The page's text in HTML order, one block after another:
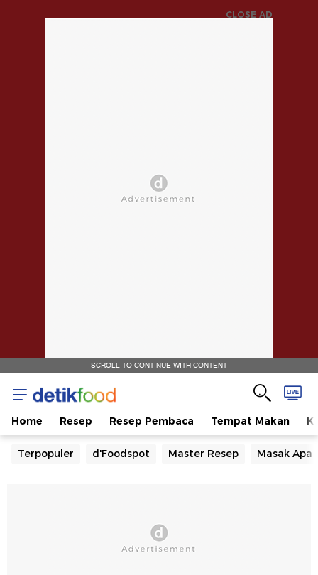
CLOSE AD
SCROLL TO CONTINUE WITH CONTENT
Home Resep Resep Pembaca Tempat Makan
Terpopuler d'Foodspot Master Resep Masak Apa